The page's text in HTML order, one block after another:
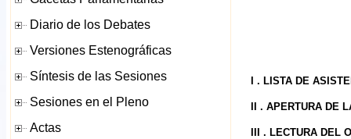
I . LISTA DE
II . APERTURA DE
III . LECTURA DEL